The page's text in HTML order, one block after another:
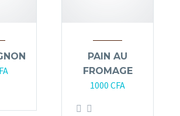
PAIN AU
FROMAGE
1000 CFA